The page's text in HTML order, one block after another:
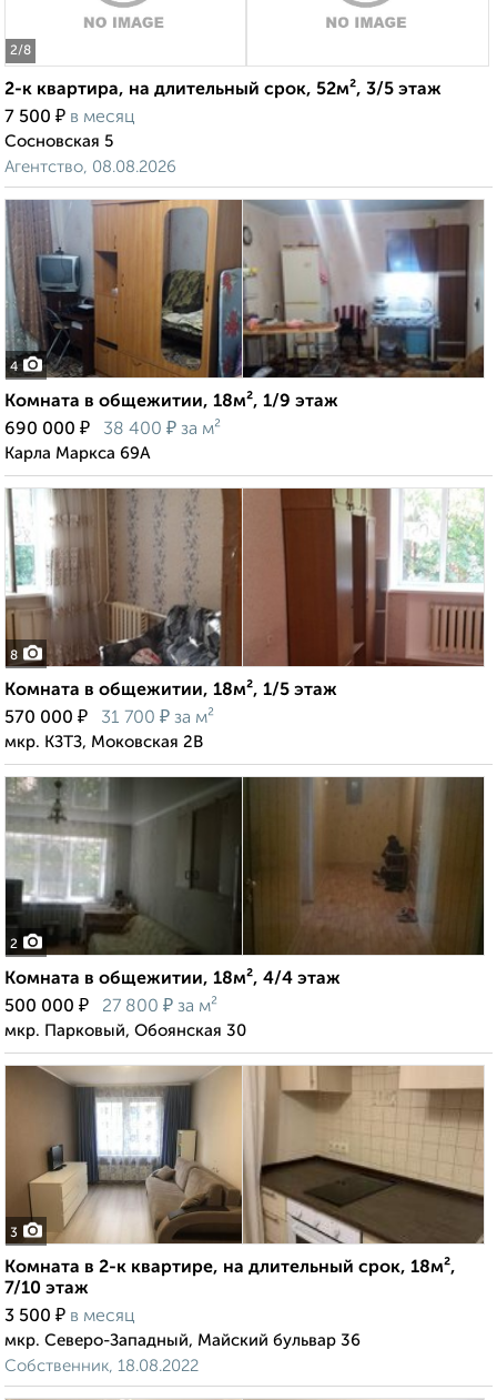
2/8
2-к квартира, на длительный срок, 52м², 3/5 этаж
7 500 ₽ в месяц
Сосновская 5
Агентство, 08.08.2026
4
Комната в общежитии, 18м², 1/9 этаж
690 000 ₽ 38 400 ₽ за м²
Карла Маркса 69А
8
Комната в общежитии, 18м², 1/5 этаж
570 000 ₽ 31 700 ₽ за м²
мкр. КЗТЗ, Моковская 2В
2
Комната в общежитии, 18м², 4/4 этаж
500 000 ₽ 27 800 ₽ за м²
мкр. Парковый, Обоянская 30
3
Комната в 2-к квартире, на длительный срок, 18м²,
7/10 этаж
3 500 ₽ в месяц
мкр. Северо-Западный, Майский бульвар 36
Собственник, 18.08.2022